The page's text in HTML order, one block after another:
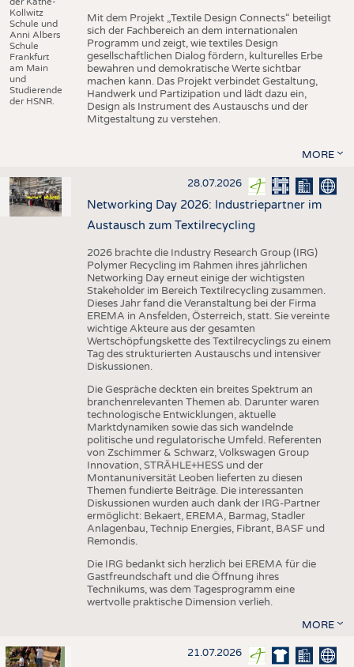
Kollwitz
Schule und
Anni Albers
Schule
Frankfurt
am Main
und
Studierende
der HSNR.
Mit dem Projekt „Textile Design Connects“ beteiligt
sich der Fachbereich an dem internationalen
Programm und zeigt, wie textiles Design
gesellschaftlichen Dialog fördern, kulturelles Erbe
bewahren und demokratische Werte sichtbar
machen kann. Das Projekt verbindet Gestaltung,
Handwerk und Partizipation und lädt dazu ein,
Design als Instrument des Austauschs und der
Mitgestaltung zu verstehen.
MORE
28.07.2026
Networking Day 2026: Industriepartner im
Austausch zum Textilrecycling
2026 brachte die Industry Research Group (IRG)
Polymer Recycling im Rahmen ihres jährlichen
Networking Day erneut einige der wichtigsten
Stakeholder im Bereich Textilrecycling zusammen.
Dieses Jahr fand die Veranstaltung bei der Firma
EREMA in Ansfelden, Österreich, statt. Sie vereinte
wichtige Akteure aus der gesamten
Wertschöpfungskette des Textilrecyclings zu einem
Tag des strukturierten Austauschs und intensiver
Diskussionen.
Die Gespräche deckten ein breites Spektrum an
branchenrelevanten Themen ab. Darunter waren
technologische Entwicklungen, aktuelle
Marktdynamiken sowie das sich wandelnde
politische und regulatorische Umfeld. Referenten
von Zschimmer & Schwarz, Volkswagen Group
Innovation, STRÄHLE+HESS und der
Montanuniversität Leoben lieferten zu diesen
Themen fundierte Beiträge. Die interessanten
Diskussionen wurden auch dank der IRG-Partner
ermöglicht: Bekaert, EREMA, Barmag, Stadler
Anlagenbau, Technip Energies, Fibrant, BASF und
Remondis.
Die IRG bedankt sich herzlich bei EREMA für die
Gastfreundschaft und die Öffnung ihres
Technikums, was dem Tagesprogramm eine
wertvolle praktische Dimension verlieh.
MORE
21.07.2026